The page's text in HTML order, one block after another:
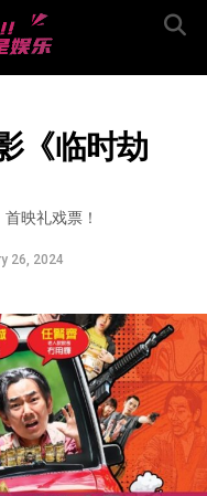
《临时劫
映礼戏票！
26, 2024